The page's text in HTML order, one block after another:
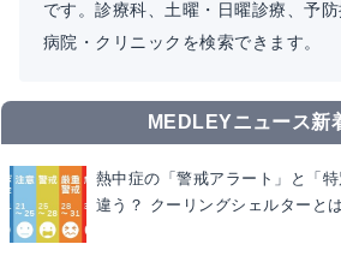
です。診療科、土曜・日曜診療、予
病院・クリニックを検索できます。
MEDLEYニュース新
熱中症の「警戒アラート」と「
違う？ クーリングシェルターと